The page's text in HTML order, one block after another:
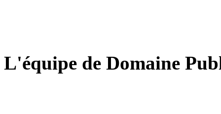
L'équipe de Domaine